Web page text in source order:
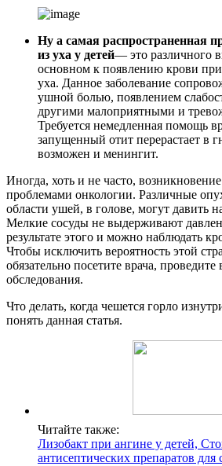
Ну а самая распространенная
из уха у детей— это различного
основном к появлению крови
уха. Данное заболевание
ушной болью, появлением
другими малоприятными и
Требуется немедленная помощь
запущенный отит перерастает в
возможен и менингит.
Иногда, хоть и не часто,
проблемами онкологии. Различные
области ушей, в голове, могут давить
Мелкие сосуды не выдерживают
результате этого и можно наблюдать
Чтобы исключить вероятность этой
обязательно посетите врача, проведите
обследования.
Что делать, когда чешется горло
понять данная статья.
Читайте также:
Лизобакт при ангине у детей,
антисептических препаратов для